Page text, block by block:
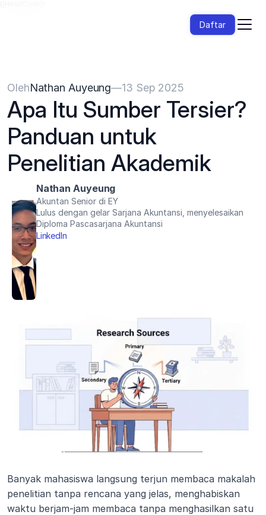
Daftar
OlehNathan Auyeung—13 Sep 2025
Apa Itu Sumber Tersier?
Panduan untuk
Penelitian Akademik
Nathan Auyeung
Akuntan Senior di EY
Lulus dengan gelar Sarjana Akuntansi, menyelesaikan
Diploma Pascasarjana Akuntansi
LinkedIn
Banyak mahasiswa langsung terjun membaca makalah
penelitian tanpa rencana yang jelas, menghabiskan
waktu berjam-jam membaca tanpa menghasilkan satu